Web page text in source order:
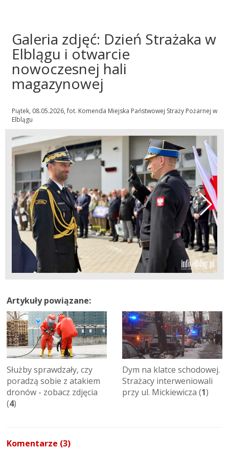
Galeria zdjęć: Dzień Strażaka w
Elblągu i otwarcie
nowoczesnej hali
magazynowej
Piątek, 08.05.2026, fot. Komenda Miejska Państwowej Straży Pożarnej w
Elblągu
Artykuły powiązane:
Służby sprawdzały, czy
poradzą sobie z atakiem
dronów - zobacz zdjęcia
(4)
Dym na klatce schodowej.
Strażacy interweniowali
przy ul. Mickiewicza (1)
Komentarze (3)